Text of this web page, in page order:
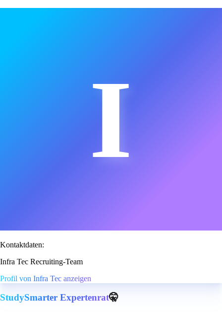
I
Kontaktdaten:
Infra Tec Recruiting-Team
Profil von Infra Tec anzeigen
StudySmarter Expertenrat🤫